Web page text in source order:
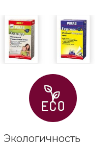
Экологичность